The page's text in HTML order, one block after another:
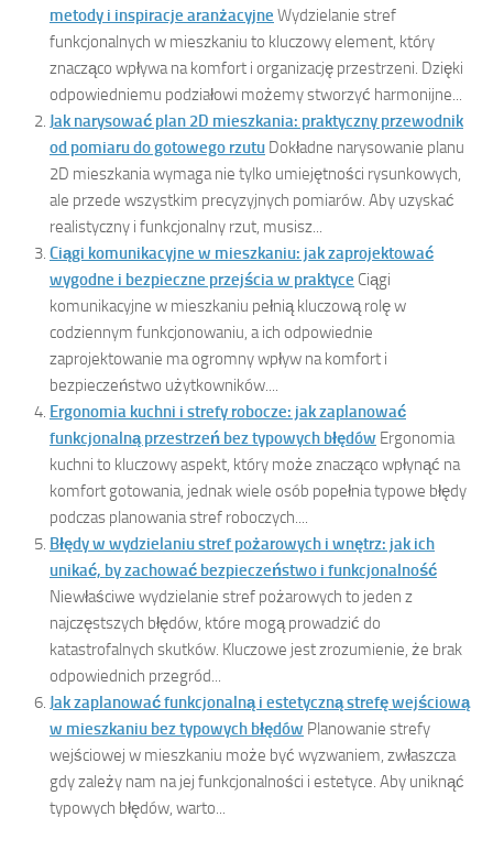
metody i inspiracje aranżacyjne Wydzielanie stref
funkcjonalnych w mieszkaniu to kluczowy element, który
znacząco wpływa na komfort i organizację przestrzeni. Dzięki
odpowiedniemu podziałowi możemy stworzyć harmonijne...
Jak narysować plan 2D mieszkania: praktyczny przewodnik
od pomiaru do gotowego rzutu Dokładne narysowanie planu
2D mieszkania wymaga nie tylko umiejętności rysunkowych,
ale przede wszystkim precyzyjnych pomiarów. Aby uzyskać
realistyczny i funkcjonalny rzut, musisz...
Ciągi komunikacyjne w mieszkaniu: jak zaprojektować
wygodne i bezpieczne przejścia w praktyce Ciągi
komunikacyjne w mieszkaniu pełnią kluczową rolę w
codziennym funkcjonowaniu, a ich odpowiednie
zaprojektowanie ma ogromny wpływ na komfort i
bezpieczeństwo użytkowników....
Ergonomia kuchni i strefy robocze: jak zaplanować
funkcjonalną przestrzeń bez typowych błędów Ergonomia
kuchni to kluczowy aspekt, który może znacząco wpłynąć na
komfort gotowania, jednak wiele osób popełnia typowe błędy
podczas planowania stref roboczych....
Błędy w wydzielaniu stref pożarowych i wnętrz: jak ich
unikać, by zachować bezpieczeństwo i funkcjonalność
Niewłaściwe wydzielanie stref pożarowych to jeden z
najczęstszych błędów, które mogą prowadzić do
katastrofalnych skutków. Kluczowe jest zrozumienie, że brak
odpowiednich przegród...
Jak zaplanować funkcjonalną i estetyczną strefę wejściową
w mieszkaniu bez typowych błędów Planowanie strefy
wejściowej w mieszkaniu może być wyzwaniem, zwłaszcza
gdy zależy nam na jej funkcjonalności i estetyce. Aby uniknąć
typowych błędów, warto...